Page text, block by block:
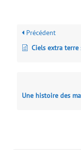
Précédent
Ciels extra terre